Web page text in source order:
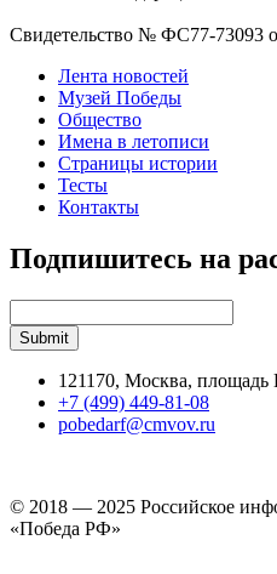
Свидетельство № ФС77-73093
Лента новостей
Музей Победы
Общество
Имена в летописи
Страницы истории
Тесты
Контакты
Подпишитесь на
121170, Москва,
+7 (499) 449-81-08
pobedarf@cmvov.ru
© 2018 — 2025 Российское
«Победа РФ»